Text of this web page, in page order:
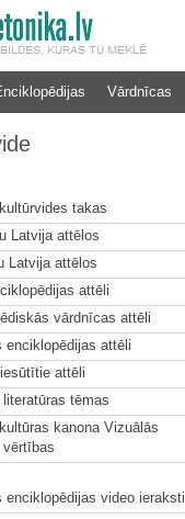
Vārdnīcas
takas
Latvija attēlos
Latvija attēlos
attēli
vārdnīcas attēli
enciklopēdijas attēli
attēli
tēmas
kanona Vizuālās
enciklopēdijas video ieraksti